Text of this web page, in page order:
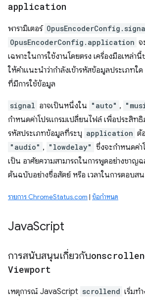
application
พารามิเตอร์
OpusEncoderConfig.application จ
เฉพาะในการใช้งานโดยตรง เครื่องมือเหล่า
ให้คำแนะนำว่ากำลังเข้ารหัสข้อมูลประเภทใ
ที่มีการใช้ข้อมูล
signal อาจเป็นหนึ่งใน "auto" ,
กำหนดค่าโปรแกรมเปลี่ยนไฟล์ เพื่อประสิท
รหัสประเภทข้อมูลที่ระบุ application ต้
"audio" , "lowdelay" ซึ่งจะกำหนดค่
เป็น อาศัยความสามารถในการพูดอย่างชาญ
ต้นฉบับอย่างซื่อสัตย์ หรือ เวลาในการตอบสน
รายการ ChromeStatus.com | ข้อกำหนด
JavaScript
การสนับสนุนเกี่ยวกับ
Viewport
เหตุการณ์ JavaScript scrollend เริ่มท